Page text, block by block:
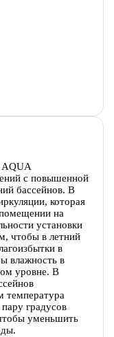
AQUA
с повышенной
бассейнов. В
которая
на
установки
чтобы в летний
в
влажность в
уровне. В
температура
градусов
уменьшить